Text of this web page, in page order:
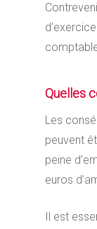
Quelles
Les
peuvent
peine
euros
Il est